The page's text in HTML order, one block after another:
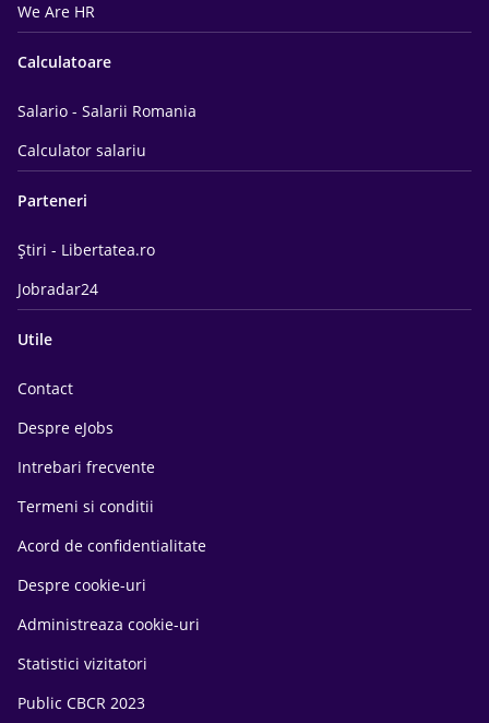
We Are HR
Calculatoare
Salario - Salarii Romania
Calculator salariu
Parteneri
Știri - Libertatea.ro
Jobradar24
Utile
Contact
Despre eJobs
Intrebari frecvente
Termeni si conditii
Acord de confidentialitate
Despre cookie-uri
Administreaza cookie-uri
Statistici vizitatori
Public CBCR 2023